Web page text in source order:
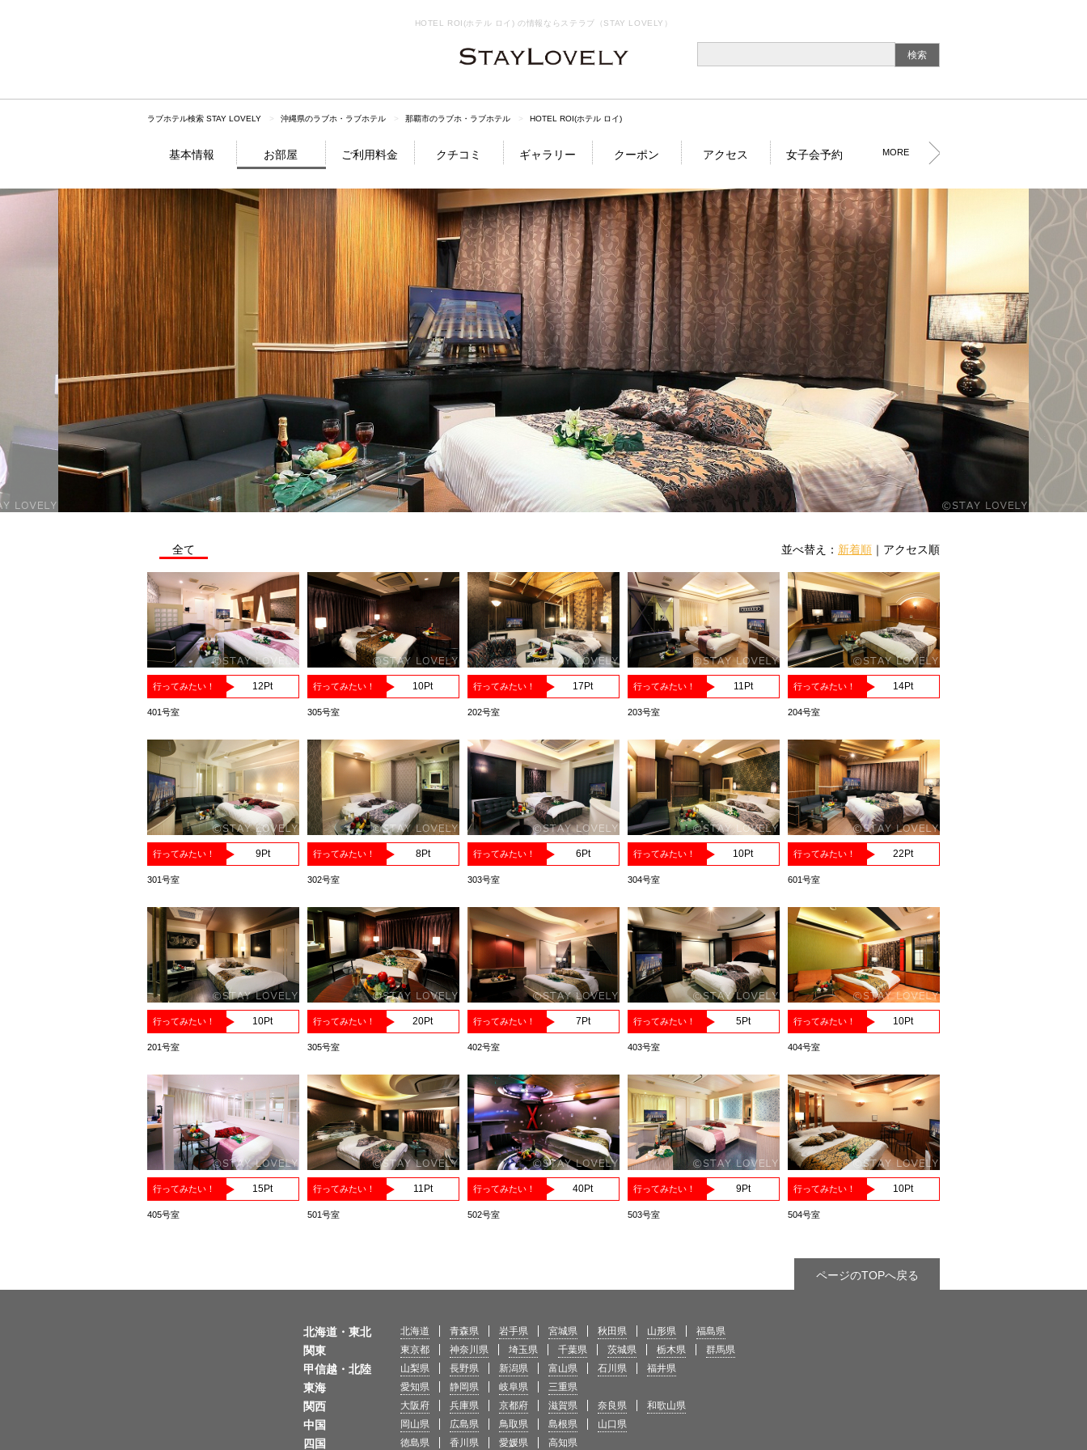
HOTEL ROI(ホテル ロイ) の情報ならステラブ（STAY LOVELY）
ラブホテル検索 STAY LOVELY 沖縄県のラブホ・ラブホテル 那覇市のラブホ・ラブホテル HOTEL ROI(ホテル ロイ)
基本情報 お部屋 ご利用料金 クチコミ ギャラリー クーポン アクセス 女子会予約 外観
MORE
全て 並べ替え： 新着順 ｜ アクセス順
行ってみたい！ 12 Pt
401号室
行ってみたい！ 10Pt
305号室
行ってみたい！ 17 Pt
202号室
行ってみたい！ 11 Pt
203号室
行ってみたい！ 14Pt
204号室
行ってみたい！ 9Pt
301号室
行ってみたい！ 8Pt
302号室
行ってみたい！ 6 Pt
303号室
行ってみたい！ 10Pt
304号室
行ってみたい！ 22 Pt
601号室
行ってみたい！ 10Pt
201号室
行ってみたい！ 20Pt
305号室
行ってみたい！ 7 Pt
402号室
行ってみたい！ 5Pt
403号室
行ってみたい！ 10Pt
404号室
行ってみたい！ 15Pt
405号室
行ってみたい！ 11 Pt
501号室
行ってみたい！ 40Pt
502号室
行ってみたい！ 9Pt
503号室
行ってみたい！ 10Pt
504号室
北海道・東北 北海道 青森県 岩手県 宮城県 秋田県 山形県 福島県
関東 東京都 神奈川県 埼玉県 千葉県 茨城県 栃木県 群馬県
甲信越・北陸 山梨県 長野県 新潟県 富山県 石川県 福井県
東海 愛知県 静岡県 岐阜県 三重県
関西 大阪府 兵庫県 京都府 滋賀県 奈良県 和歌山県
中国 岡山県 広島県 鳥取県 島根県 山口県
四国 徳島県 香川県 愛媛県 高知県
ページのTOPへ戻る